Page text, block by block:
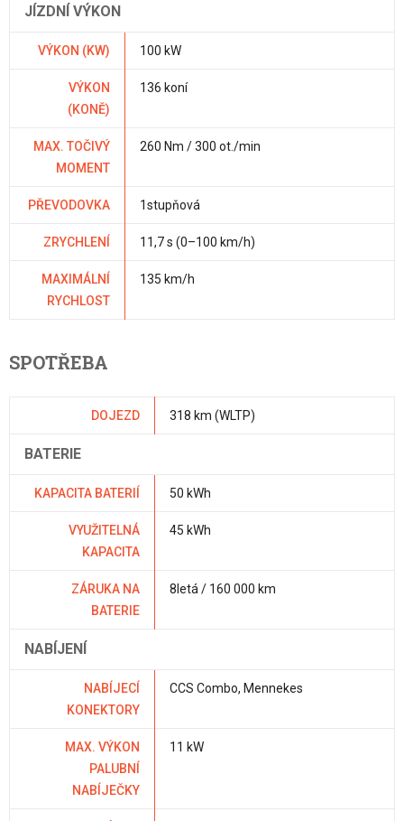
JÍZDNÍ VÝKON
VÝKON (KW) 100 kW
VÝKON
(KONĚ)
136 koní
MAX. TOČIVÝ
MOMENT
260 Nm / 300 ot./min
PŘEVODOVKA 1stupňová
ZRYCHLENÍ 11,7 s (0–100 km/h)
MAXIMÁLNÍ
RYCHLOST
135 km/h
SPOTŘEBA
DOJEZD 318 km (WLTP)
BATERIE
KAPACITA BATERIÍ 50 kWh
VYUŽITELNÁ
KAPACITA
45 kWh
ZÁRUKA NA
BATERIE
8letá / 160 000 km
NABÍJENÍ
NABÍJECÍ
KONEKTORY
CCS Combo, Mennekes
MAX. VÝKON
PALUBNÍ
NABÍJEČKY
11 kW